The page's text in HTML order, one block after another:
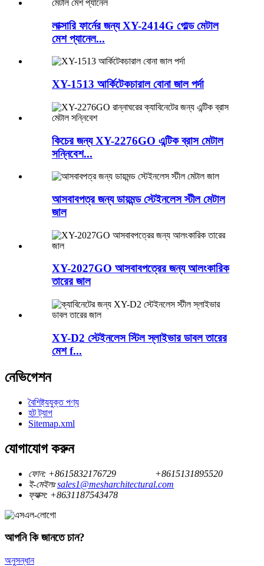
লাক্সারি ফার্নের জন্য XY-2414G গোল্ড মেটাল
মেশ প্যানেল...
XY-1513 আর্কিটেকচারাল বোনা জাল পর্দা
কিচের জন্য XY-2276GO এন্টিক ব্রাস মেটাল
সন্নিবেশ...
আসবাবপত্র জন্য ডায়মন্ড স্টেইনলেস স্টীল মেটাল
জাল
XY-2027GO আসবাবপত্রের জন্য আলংকারিক
তারের জাল
XY-D2 স্টেইনলেস স্টিল স্লাইভার ডাবল তারের
মেশ f...
নেভিগেশন
বৈশিষ্ট্যযুক্ত পণ্য
হট ট্যাগ
Sitemap.xml
যোগাযোগ করুন
ফোন: +8615832176729
+8615131895520
ই-মেইলঃ sales1@mesharchitectural.com
ফ্যাক্স: +8631187543478
আপনি কি জানতে চান?
অনুসন্ধান